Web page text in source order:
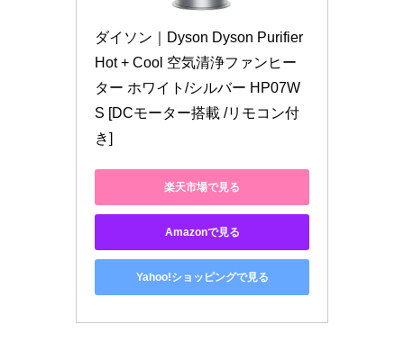
ダイソン｜Dyson Dyson Purifier
Hot + Cool 空気清浄ファンヒー
ター ホワイト/シルバー HP07W
S [DCモーター搭載 /リモコン付
き]
楽天市場で見る
Amazonで見る
Yahoo!ショッピングで見る